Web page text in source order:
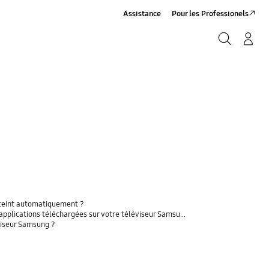
Assistance Pour les Professionels
automatiquement ?
téléchargées sur votre téléviseur Samsung.
Samsung ?